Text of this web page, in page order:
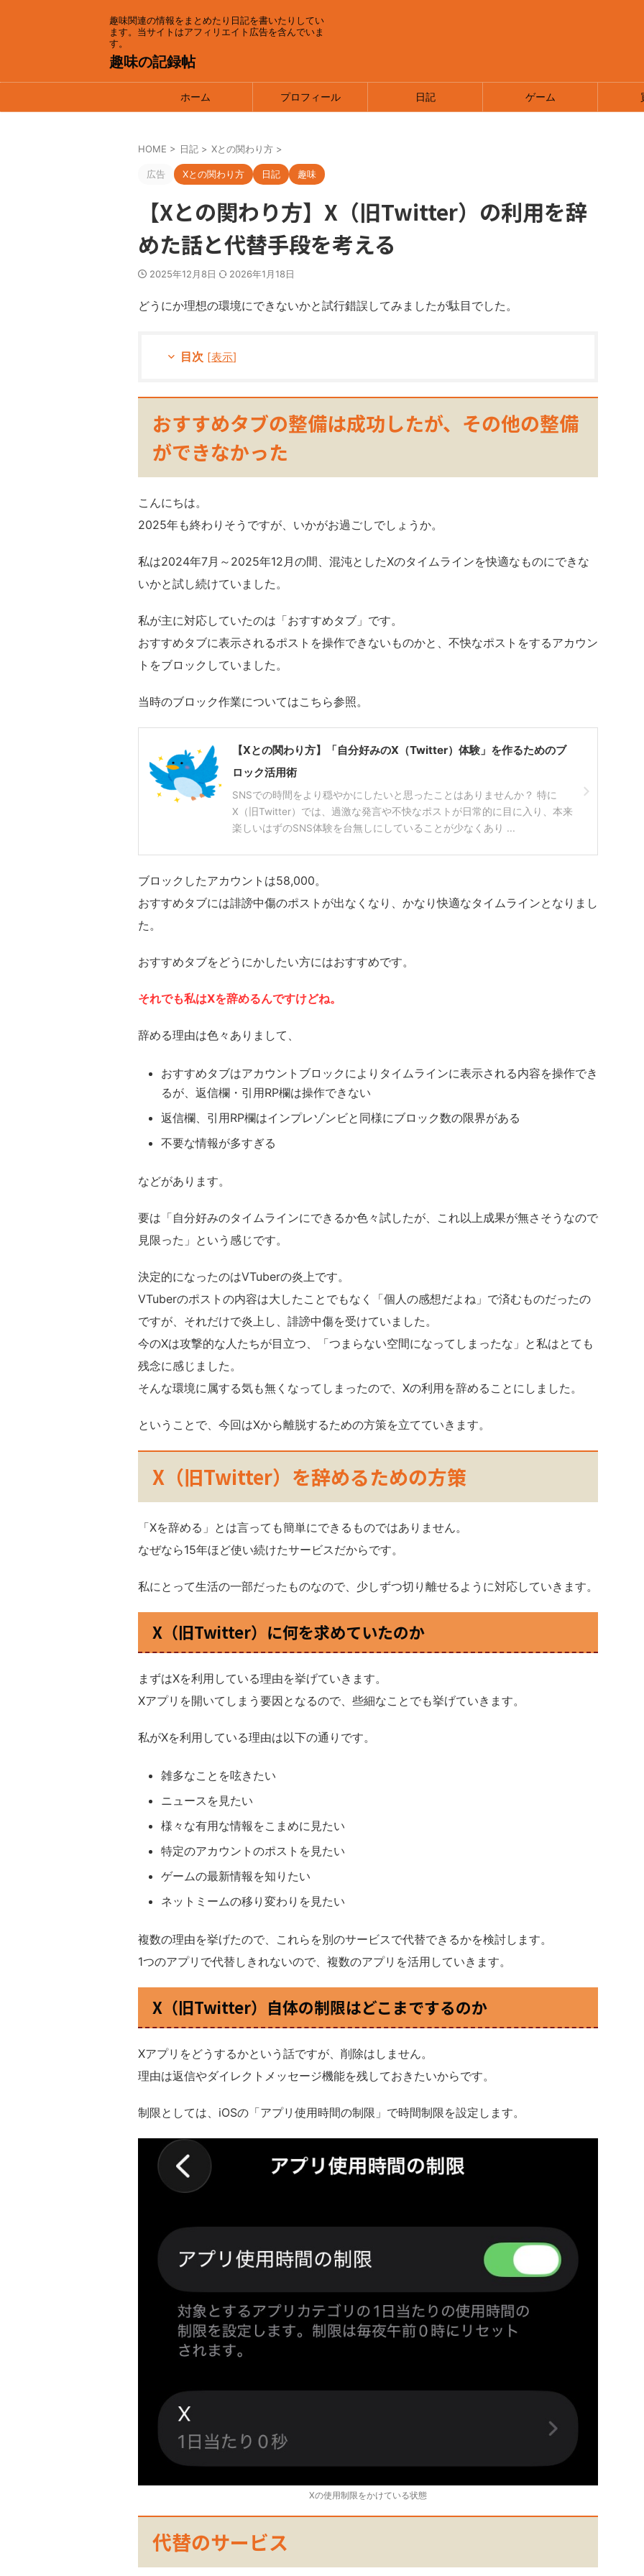
趣味関連の情報をまとめたり日記を書いたりしてい
ます。当サイトはアフィリエイト広告を含んでいま
す。
趣味の記録帖
ホーム プロフィール 日記 ゲーム
HOME > 日記 > Xとの関わり方 >
広告 Xとの関わり方 日記 趣味
【Xとの関わり方】X（旧Twitter）の利用を辞
めた話と代替手段を考える
2025年12月8日 2026年1月18日
どうにか理想の環境にできないかと試行錯誤してみましたが駄目でした。
目次 [表示]
おすすめタブの整備は成功したが、その他の整備
ができなかった
こんにちは。
2025年も終わりそうですが、いかがお過ごしでしょうか。
私は2024年7月～2025年12月の間、混沌としたXのタイムラインを快適なものにできな
いかと試し続けていました。
私が主に対応していたのは「おすすめタブ」です。
おすすめタブに表示されるポストを操作できないものかと、不快なポストをするアカウン
トをブロックしていました。
当時のブロック作業についてはこちら参照。
【Xとの関わり方】「自分好みのX（Twitter）体験」を作るためのブ
ロック活用術
SNSでの時間をより穏やかにしたいと思ったことはありませんか？ 特に
X（旧Twitter）では、過激な発言や不快なポストが日常的に目に入り、本来
楽しいはずのSNS体験を台無しにしていることが少なくあり ...
ブロックしたアカウントは58,000。
おすすめタブには誹謗中傷のポストが出なくなり、かなり快適なタイムラインとなりまし
た。
おすすめタブをどうにかしたい方にはおすすめです。
それでも私はXを辞めるんですけどね。
辞める理由は色々ありまして、
おすすめタブはアカウントブロックによりタイムラインに表示される内容を操作でき
るが、返信欄・引用RP欄は操作できない
返信欄、引用RP欄はインプレゾンビと同様にブロック数の限界がある
不要な情報が多すぎる
などがあります。
要は「自分好みのタイムラインにできるか色々試したが、これ以上成果が無さそうなので
見限った」という感じです。
決定的になったのはVTuberの炎上です。
VTuberのポストの内容は大したことでもなく「個人の感想だよね」で済むものだったの
ですが、それだけで炎上し、誹謗中傷を受けていました。
今のXは攻撃的な人たちが目立つ、「つまらない空間になってしまったな」と私はとても
残念に感じました。
そんな環境に属する気も無くなってしまったので、Xの利用を辞めることにしました。
ということで、今回はXから離脱するための方策を立てていきます。
X（旧Twitter）を辞めるための方策
「Xを辞める」とは言っても簡単にできるものではありません。
なぜなら15年ほど使い続けたサービスだからです。
私にとって生活の一部だったものなので、少しずつ切り離せるように対応していきます。
X（旧Twitter）に何を求めていたのか
まずはXを利用している理由を挙げていきます。
Xアプリを開いてしまう要因となるので、些細なことでも挙げていきます。
私がXを利用している理由は以下の通りです。
雑多なことを呟きたい
ニュースを見たい
様々な有用な情報をこまめに見たい
特定のアカウントのポストを見たい
ゲームの最新情報を知りたい
ネットミームの移り変わりを見たい
複数の理由を挙げたので、これらを別のサービスで代替できるかを検討します。
1つのアプリで代替しきれないので、複数のアプリを活用していきます。
X（旧Twitter）自体の制限はどこまでするのか
Xアプリをどうするかという話ですが、削除はしません。
理由は返信やダイレクトメッセージ機能を残しておきたいからです。
制限としては、iOSの「アプリ使用時間の制限」で時間制限を設定します。
Xの使用制限をかけている状態
代替のサービス